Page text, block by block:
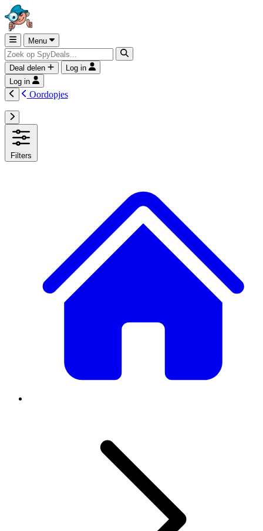
Menu
Deal delen
Log in
Log in
Oordopjes
Filters